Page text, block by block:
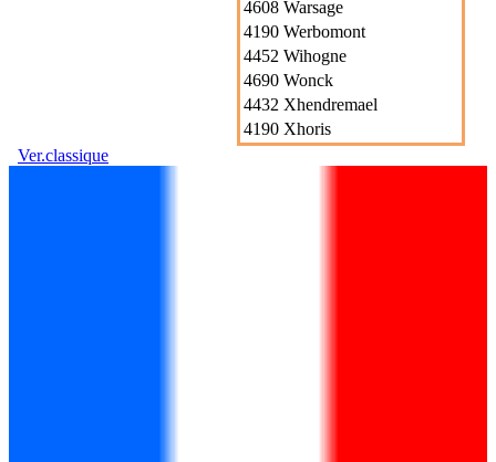
4608 Warsage
4190 Werbomont
4452 Wihogne
4690 Wonck
4432 Xhendremael
4190 Xhoris
Ver.classique